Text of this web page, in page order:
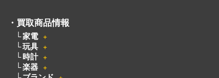
カメラ ＋
洋服
電動工具
無線機
ピアノ
厨房機器